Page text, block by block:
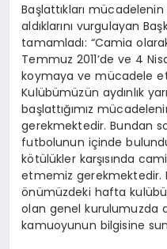
Başlattıkları
aldıklarını vurgulayan
tamamladı: “Camia
Temmuz 2011’de ve 4
koymaya ve mücadele
Kulübümüzün aydınlık
başlattığımız
gerekmektedir. Bundan
futbolunun içinde
kötülükler karşısında
etmemiz gerekmektedir.
önümüzdeki hafta
olan genel kurulumuzda
kamuoyunun bilgisine